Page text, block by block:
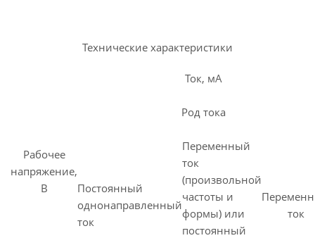
Технические характеристики
Рабочее
напряжение,
В
Ток, мА
Род тока
Постоянный
однонаправленный
ток
Переменный
ток
(произвольной
частоты и
формы) или
постоянный
ток